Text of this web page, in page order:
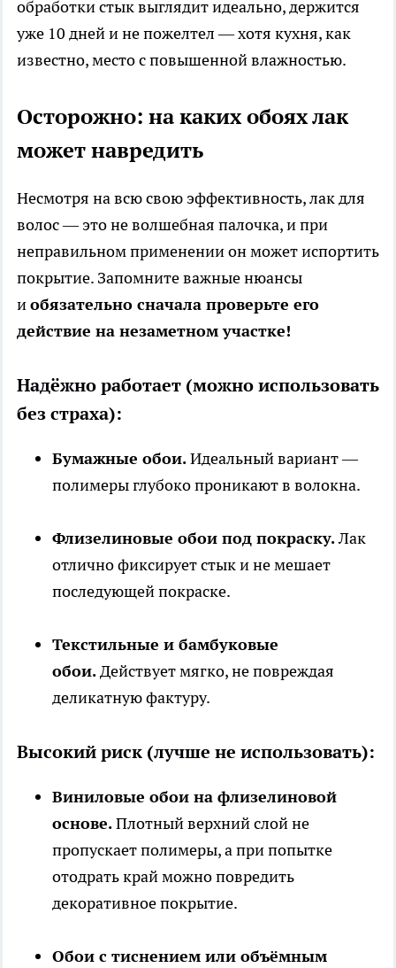
обработки стык выглядит идеально, держится
уже 10 дней и не пожелтел — хотя кухня, как
известно, место с повышенной влажностью.
Осторожно: на каких обоях лак
может навредить
Несмотря на всю свою эффективность, лак для
волос — это не волшебная палочка, и при
неправильном применении он может испортить
покрытие. Запомните важные нюансы
иобязательно сначала проверьте его
действие на незаметном участке!
Надёжно работает (можно использовать
без страха):
Бумажные обои.Идеальный вариант —
полимеры глубоко проникают в волокна.
Флизелиновые обои под покраску.Лак
отлично фиксирует стык и не мешает
последующей покраске.
Текстильные и бамбуковые
обои.Действует мягко, не повреждая
деликатную фактуру.
Высокий риск (лучше не использовать):
Виниловые обои на флизелиновой
основе.Плотный верхний слой не
пропускает полимеры, а при попытке
отодрать край можно повредить
декоративное покрытие.
Обои с тиснением или объёмным